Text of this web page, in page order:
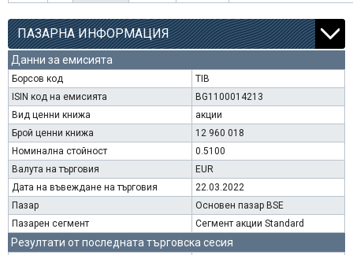
ПАЗАРНА ИНФОРМАЦИЯ
Данни за емисията
Борсов код
TIB
ISIN код на емисията
BG1100014213
Вид ценни книжа
акции
Брой ценни книжа
12 960 018
Номинална стойност
0.5100
Валута на търговия
EUR
Дата на въвеждане на търговия
22.03.2022
Пазар
Основен пазар BSE
Пазарен сегмент
Сегмент акции Standard
Резултати от последната търговска сесия